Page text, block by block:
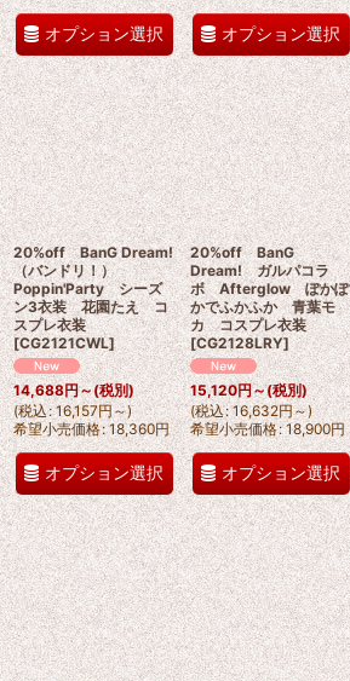
オプション選択 オプション選択
20%off BanG Dream!
（バンドリ！）
Poppin'Party シーズ
ン3衣装 花園たえ コ
スプレ衣装
[CG2121CWL]
14,688円～(税別)
(税込: 16,157円～)
希望小売価格: 18,360円
オプション選択
20%off BanG
Dream! ガルパコラ
ボ Afterglow ぽかぽ
かでふかふか 青葉モ
カ コスプレ衣装
[CG2128LRY]
15,120円～(税別)
(税込: 16,632円～)
希望小売価格: 18,900円
オプション選択